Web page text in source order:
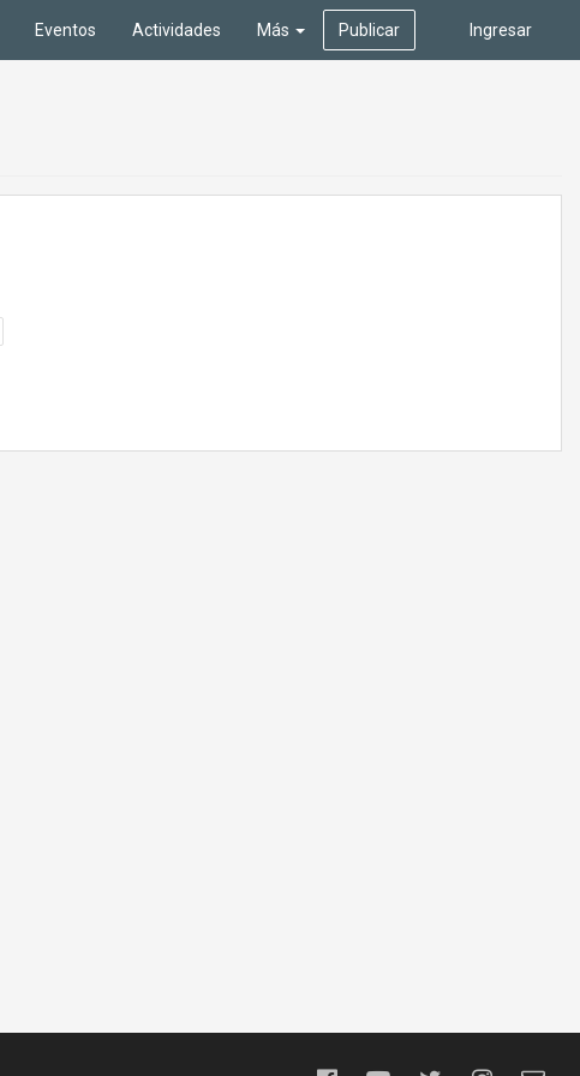
Ingresar
Eventos Actividades Más Publicar